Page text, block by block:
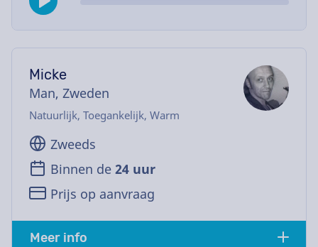
Micke
Man, Zweden
Natuurlijk, Toegankelijk, Warm
Zweeds
Binnen de 24 uur
Prijs op aanvraag
Meer info